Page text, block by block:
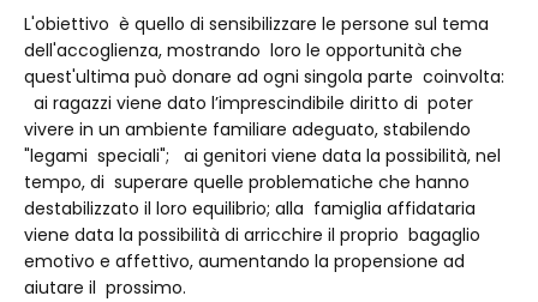
L'obiettivo è quello di sensibilizzare le persone sul tema
dell'accoglienza, mostrando loro le opportunità che
quest'ultima può donare ad ogni singola parte coinvolta:
ai ragazzi viene dato l’imprescindibile diritto di poter
vivere in un ambiente familiare adeguato, stabilendo
"legami speciali"; ai genitori viene data la possibilità, nel
tempo, di superare quelle problematiche che hanno
destabilizzato il loro equilibrio; alla famiglia affidataria
viene data la possibilità di arricchire il proprio bagaglio
emotivo e affettivo, aumentando la propensione ad
aiutare il prossimo.